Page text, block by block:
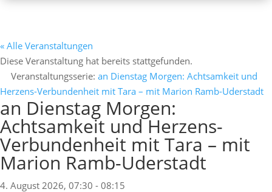
« Alle Veranstaltungen
Diese Veranstaltung hat bereits stattgefunden.
Veranstaltungsserie: an Dienstag Morgen: Achtsamkeit und
Herzens-Verbundenheit mit Tara – mit Marion Ramb-Uderstadt
an Dienstag Morgen:
Achtsamkeit und Herzens-
Verbundenheit mit Tara – mit
Marion Ramb-Uderstadt
4. August 2026, 07:30 - 08:15